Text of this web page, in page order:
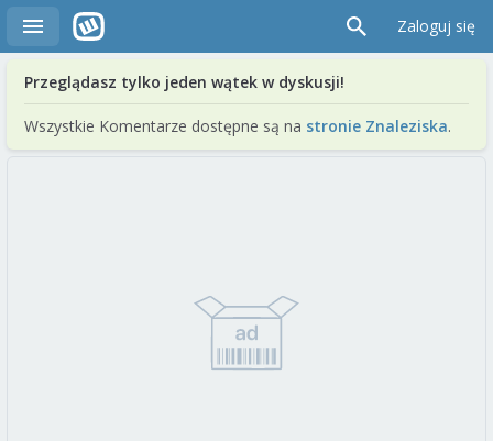
Zaloguj się
Przeglądasz tylko jeden wątek w dyskusji!
Wszystkie Komentarze dostępne są na stronie Znaleziska.